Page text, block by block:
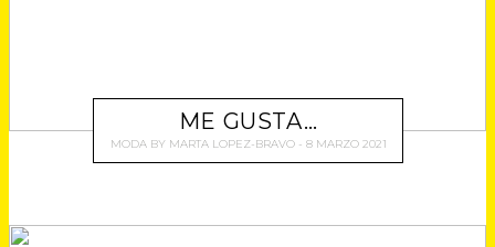
ME GUSTA…
MODABY MARTA LOPEZ-BRAVO 8 MARZO 2021